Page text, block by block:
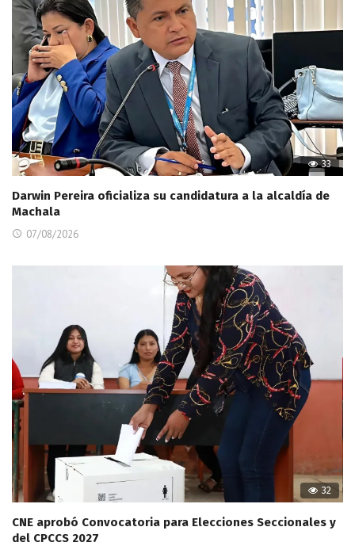
33
Darwin Pereira oficializa su candidatura a la alcaldía de
Machala
07/08/2026
32
CNE aprobó Convocatoria para Elecciones Seccionales y
del CPCCS 2027